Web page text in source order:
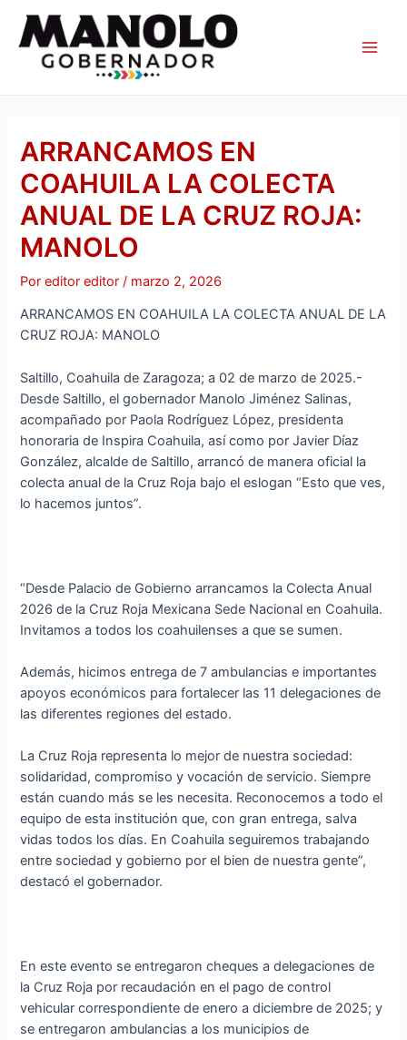
contenido
ARRANCAMOS EN
COAHUILA LA COLECTA
ANUAL DE LA CRUZ ROJA:
MANOLO
Poreditor editor/ marzo 2, 2026
ARRANCAMOS EN COAHUILA LA COLECTA ANUAL DE LA
CRUZ ROJA: MANOLO
Saltillo, Coahuila de Zaragoza; a 02 de marzo de 2025.-
Desde Saltillo, el gobernador Manolo Jiménez Salinas,
acompañado por Paola Rodríguez López, presidenta
honoraria de Inspira Coahuila, así como por Javier Díaz
González, alcalde de Saltillo, arrancó de manera oficial la
colecta anual de la Cruz Roja bajo el eslogan “Esto que ves,
lo hacemos juntos”.
“Desde Palacio de Gobierno arrancamos la Colecta Anual
2026 de la Cruz Roja Mexicana Sede Nacional en Coahuila.
Invitamos a todos los coahuilenses a que se sumen.
Además, hicimos entrega de 7 ambulancias e importantes
apoyos económicos para fortalecer las 11 delegaciones de
las diferentes regiones del estado.
La Cruz Roja representa lo mejor de nuestra sociedad:
solidaridad, compromiso y vocación de servicio. Siempre
están cuando más se les necesita. Reconocemos a todo el
equipo de esta institución que, con gran entrega, salva
vidas todos los días. En Coahuila seguiremos trabajando
entre sociedad y gobierno por el bien de nuestra gente”,
destacó el gobernador.
En este evento se entregaron cheques a delegaciones de
la Cruz Roja por recaudación en el pago de control
vehicular correspondiente de enero a diciembre de 2025; y
se entregaron ambulancias a los municipios de
de
entradas